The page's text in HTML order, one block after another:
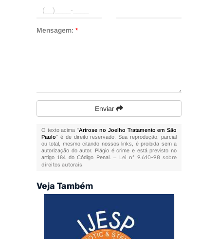
Mensagem: *
Enviar
O texto acima "Artrose no Joelho Tratamento em São
Paulo" é de direito reservado. Sua reprodução, parcial
ou total, mesmo citando nossos links, é proibida sem a
autorização do autor. Plágio é crime e está previsto no
artigo 184 do Código Penal. – Lei n° 9.610-98 sobre
direitos autorais.
Veja Também